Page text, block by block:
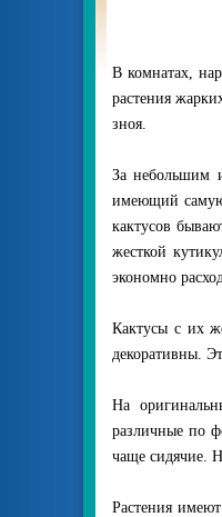
В комнатах,
растения
зноя.
За небольшим
имеющий
кактусов
жесткой
экономно
Кактусы с их
декоративны.
На
различные по
чаще сидячие.
Растения